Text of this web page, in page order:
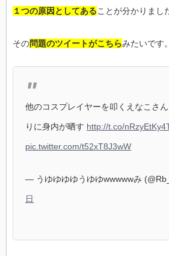
１つの原因としてあることが分かりまし
その問題のツイートがこちらみたいです。
他のコスプレイヤーを叩くえなこさ
りに身内が晒す http://t.co/
pic.twitter.com/t52xT8J3wW
— うゆゆゆゆうゆゆwwwwwみ
日